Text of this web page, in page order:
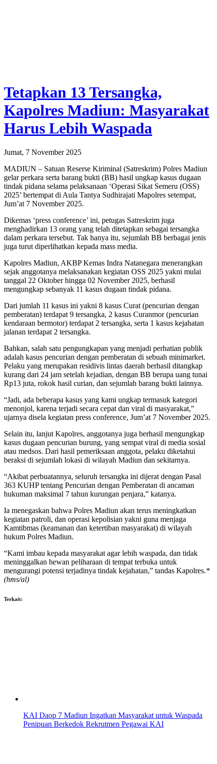
Tetapkan 13 Tersangka,
Kapolres Madiun: Masyarakat
Harus Lebih Waspada
Jumat, 7 November 2025
MADIUN – Satuan Reserse Kiriminal (Satreskrim) Polres Madiun
gelar perkara serta barang bukti (BB) hasil ungkap kasus dugaan
tindak pidana selama pelaksanaan ‘Operasi Sikat Semeru (OSS)
2025’ bertempat di Aula Tantya Sudhirajati Mapolres setempat,
Jum’at 7 November 2025.
Dikemas ‘press conference’ ini, petugas Satreskrim juga
menghadirkan 13 orang yang telah ditetapkan sebagai tersangka
dalam perkara tersebut. Tak hanya itu, sejumlah BB berbagai jenis
juga turut diperlihatkan kepada mass media.
Kapolres Madiun, AKBP Kemas Indra Natanegara menerangkan
sejak anggotanya melaksanakan kegiatan OSS 2025 yakni mulai
tanggal 22 Oktober hingga 02 November 2025, berhasil
mengungkap sebanyak 11 kasus dugaan tindak pidana.
Dari jumlah 11 kasus ini yakni 8 kasus Curat (pencurian dengan
pemberatan) terdapat 9 tersangka, 2 kasus Curanmor (pencurian
kendaraan bermotor) terdapat 2 tersangka, serta 1 kasus kejahatan
jalanan terdapat 2 tersangka.
Bahkan, salah satu pengungkapan yang menjadi perhatian publik
adalah kasus pencurian dengan pemberatan di sebuah minimarket.
Pelaku yang merupakan residivis lintas daerah berhasil ditangkap
kurang dari 24 jam setelah kejadian, dengan BB berupa uang tunai
Rp13 juta, rokok hasil curian, dan sejumlah barang bukti lainnya.
“Jadi, ada beberapa kasus yang kami ungkap termasuk kategori
menonjol, karena terjadi secara cepat dan viral di masyarakat,”
ujarnya disela kegiatan press conference, Jum’at 7 November 2025.
Selain itu, lanjut Kapolres, anggotanya juga berhasil mengungkap
kasus dugaan pencurian burung, yang sempat viral di media sosial
atau medsos. Dari hasil pemeriksaan anggota, pelaku diketahui
beraksi di sejumlah lokasi di wilayah Madiun dan sekitarnya.
“Akibat perbuatannya, seluruh tersangka ini dijerat dengan Pasal
363 KUHP tentang Pencurian dengan Pemberatan di ancaman
hukuman maksimal 7 tahun kurungan penjara,” katanya.
Ia menegaskan bahwa Polres Madiun akan terus meningkatkan
kegiatan patroli, dan operasi kepolisian yakni guna menjaga
Kamtibmas (keamanan dan ketertiban masyarakat) di wilayah
hukum Polres Madiun.
“Kami imbau kepada masyarakat agar lebih waspada, dan tidak
meninggalkan hewan peliharaan di tempat terbuka untuk
mengurangi potensi terjadinya tindak kejahatan,” tandas Kapolres.*
(hms/al)
Terkait:
KAI Daop 7 Madiun Ingatkan Masyarakat untuk Waspada
Penipuan Berkedok Rekrutmen Pegawai KAI